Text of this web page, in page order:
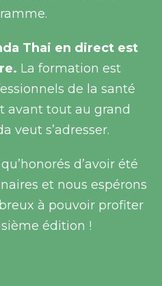
Thai en direct est
La formation est
de la santé
avant tout au grand
veut s’adresser.
d’avoir été
et nous espérons
à pouvoir profiter
édition !